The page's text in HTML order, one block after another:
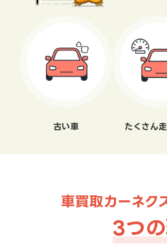
古い車 たくさん
車買取カーネク
3つ